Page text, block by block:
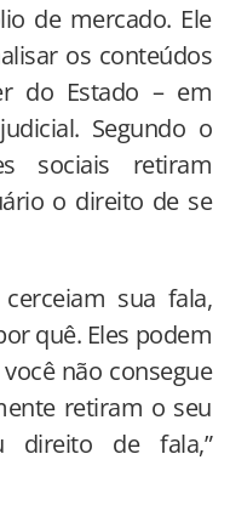
de mercado. Ele
os conteúdos
do Estado – em
Segundo o
sociais retiram
o direito de se
cerceiam sua fala,
quê. Eles podem
não consegue
retiram o seu
direito de fala,”